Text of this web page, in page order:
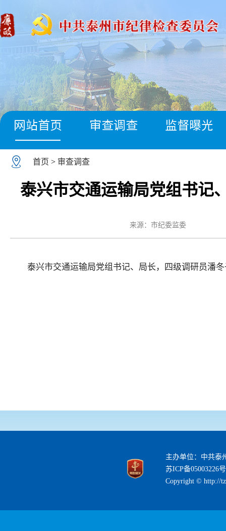
网站首页 审查调查 监督曝光
首页 > 审查调查
泰兴市交通运输局党组书记
来源：市纪委监委
泰兴市交通运输局党组书记、局长，四级调研员潘
主办单位：中共泰
苏ICP备05003226号
Copyright © http://